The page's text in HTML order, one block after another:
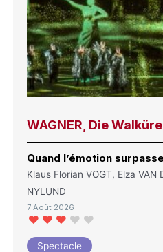
WAGNER, Die
Quand l’émotion
Klaus Florian VOGT, Elza VAN
NYLUND
7 Août 2026
Spectacle